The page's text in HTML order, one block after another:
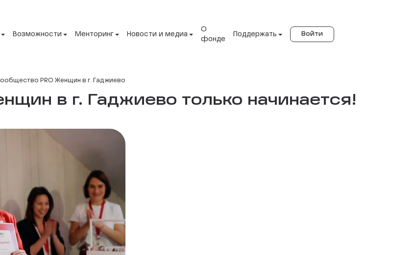
Возможности Менторинг Новости и медиа
О
фонде
Поддержать Войти
PRO Женщин в г. Гаджиево
в г. Гаджиево только начинается!